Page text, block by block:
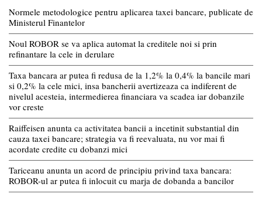
Normele metodologice pentru aplicarea taxei bancare, publicate de
Ministerul Finantelor
Noul ROBOR se va aplica automat la creditele noi si prin
refinantare la cele in derulare
Taxa bancara ar putea fi redusa de la 1,2% la 0,4% la bancile mari
si 0,2% la cele mici, insa bancherii avertizeaza ca indiferent de
nivelul acesteia, intermedierea financiara va scadea iar dobanzile
vor creste
Raiffeisen anunta ca activitatea bancii a incetinit substantial din
cauza taxei bancare; strategia va fi reevaluata, nu vor mai fi
acordate credite cu dobanzi mici
Tariceanu anunta un acord de principiu privind taxa bancara:
ROBOR-ul ar putea fi inlocuit cu marja de dobanda a bancilor